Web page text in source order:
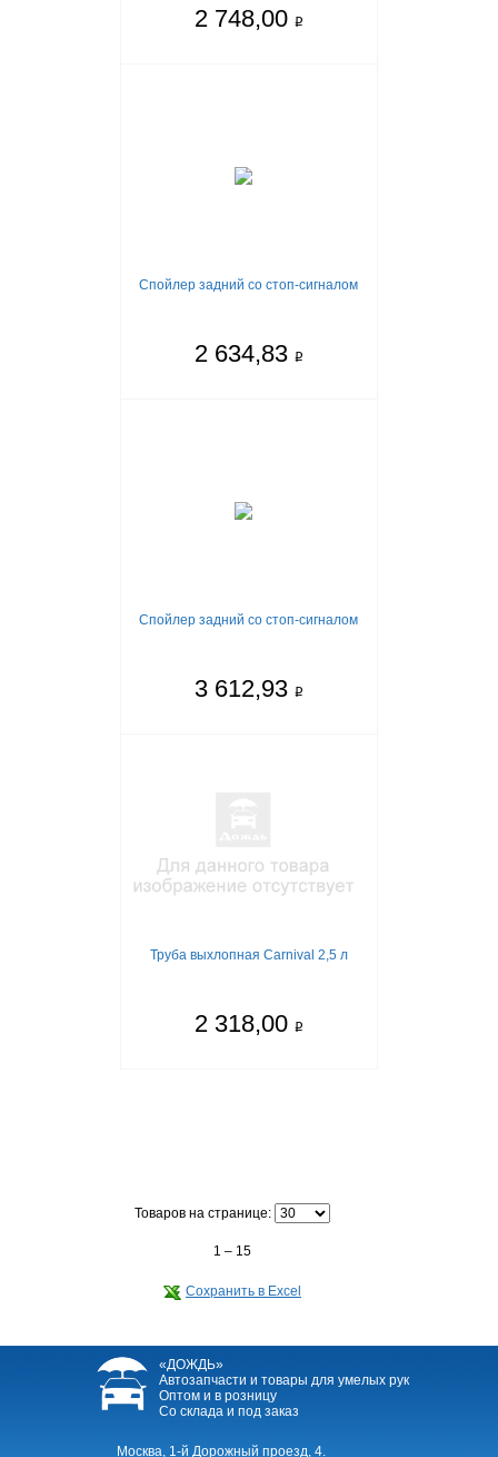
2 748,00 q
Спойлер задний со стоп-сигналом
2 634,83 q
Спойлер задний со стоп-сигналом
3 612,93 q
Труба выхлопная Carnival 2,5 л
2 318,00 q
Товаров на странице:
1 – 15
Сохранить в Excel
«ДОЖДЬ»
Автозапчасти и товары для умелых рук
Оптом и в розницу
Со склада и под заказ
Москва, 1-й Дорожный проезд, 4.